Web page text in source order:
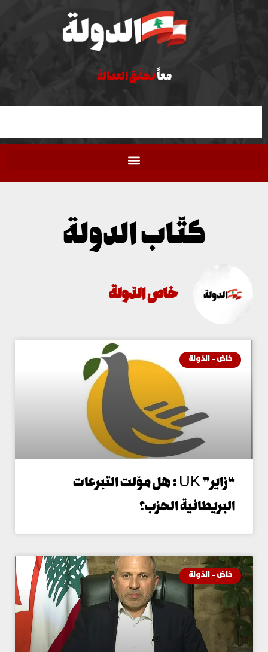
نحقّق العدالة
كتّاب الدولة
خاص الدّولة
- الدّولة
“زاير” UK : هل موّلت التبرعات
الحزب؟
- الدّولة